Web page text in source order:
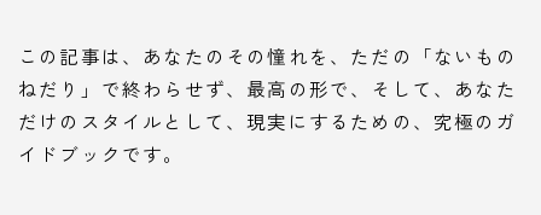
この記事は、あなたのその憧れを、ただの「ないもの
ねだり」で終わらせず、最高の形で、そして、あなた
だけのスタイルとして、現実にするための、究極のガ
イドブックです。